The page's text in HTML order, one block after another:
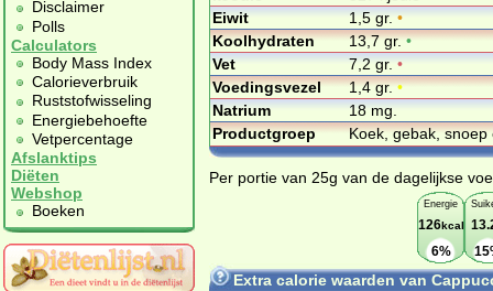
Disclaimer
Polls
Calculators
Body Mass Index
Calorieverbruik
Ruststofwisseling
Energiebehoefte
Vetpercentage
Afslanktips
Diëten
Webshop
Boeken
Eiwit
1,5 gr. •
Koolhydraten
13,7 gr.•
Vet
7,2 gr. •
Voedingsvezel
1,4 gr.•
Natrium
18 mg.
Productgroep
Koek, gebak,
Per portie van 25g van de dagelijkse
Energie
126kcal
6%
Extra calorie waarden van